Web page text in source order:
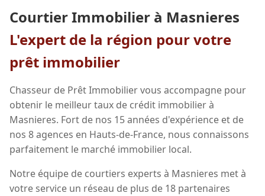
Courtier Immobilier à Masnieres
L'expert de la région pour votre
prêt immobilier
Chasseur de Prêt Immobilier vous accompagne pour
obtenir le meilleur taux de crédit immobilier à
Masnieres. Fort de nos 15 années d'expérience et de
nos 8 agences en Hauts-de-France, nous connaissons
parfaitement le marché immobilier local.
Notre équipe de courtiers experts à Masnieres met à
votre service un réseau de plus de 18 partenaires